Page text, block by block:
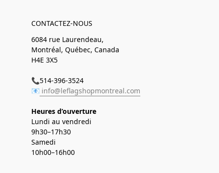
CONTACTEZ-NOUS
6084 rue Laurendeau,
Montréal, Québec, Canada
H4E 3X5
📞514-396-3524
📧 info@leflagshopmontreal.com
Heures d’ouverture
Lundi au vendredi
9h30–17h30
Samedi
10h00–16h00